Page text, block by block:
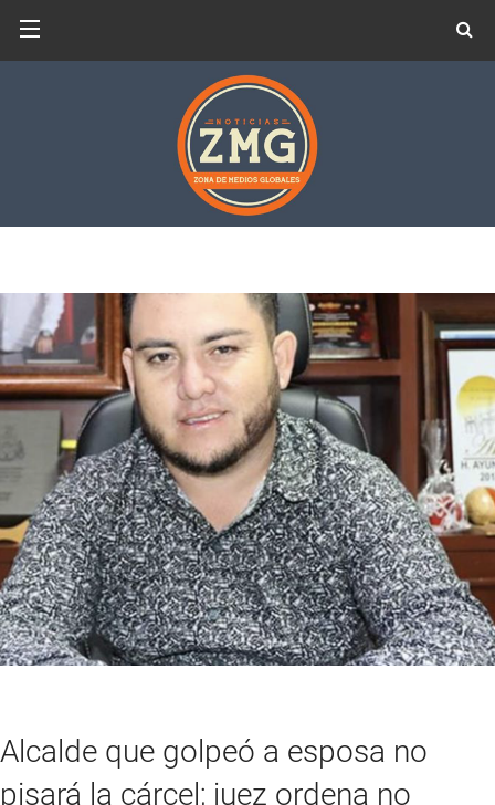
Alcalde que golpeó a esposa no
pisará la cárcel; juez ordena no